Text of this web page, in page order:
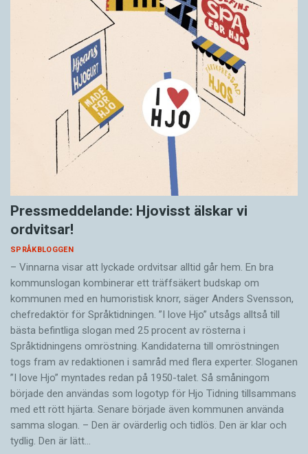
Pressmeddelande: Hjovisst älskar vi
ordvitsar!
SPRÅKBLOGGEN
– Vinnarna visar att lyckade ordvitsar alltid går hem. En bra
kommunslogan kombinerar ett träffsäkert budskap om
kommunen med en humoristisk knorr, säger Anders Svensson,
chefredaktör för Språktidningen. ”I love Hjo” utsågs alltså till
bästa befintliga slogan med 25 procent av rösterna i
Språktidningens omröstning. Kandidaterna till omröstningen
togs fram av redaktionen i samråd med flera experter. Sloganen
”I love Hjo” myntades redan på 1950-talet. Så småningom
började den användas som logotyp för Hjo Tidning tillsammans
med ett rött hjärta. Senare började även kommunen använda
samma slogan. – Den är ovärderlig och tidlös. Den är klar och
tydlig. Den är lätt…